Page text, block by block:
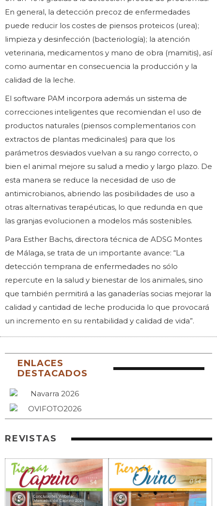
En general, la detección precoz de enfermedades
puede reducir los costes de piensos proteicos (urea);
limpieza y desinfección (bacteriología); la atención
veterinaria, medicamentos y mano de obra (mamitis), así
como aumentar en consecuencia la producción y la
calidad de la leche.
El software PAM incorpora además un sistema de
correcciones inteligentes que recomiendan el uso de
productos naturales (piensos complementarios con
extractos de plantas medicinales) para que los
parámetros desviados vuelvan a su rango correcto, o
bien el animal mejore su salud a medio y largo plazo. De
esta manera se reduce la necesidad de uso de
antimicrobianos, abriendo las posibilidades de uso a
otras alternativas terapéuticas, lo que redunda en que
las granjas evolucionen a modelos más sostenibles.
Para Esther Bachs, directora técnica de ADSG Montes
de Málaga, se trata de un importante avance: “La
detección temprana de enfermedades no sólo
repercute en la salud y bienestar de los animales, sino
que también permitirá a las ganaderías socias mejorar la
calidad y cantidad de leche producida lo que provocará
un incremento en su rentabilidad y calidad de vida”.
ENLACES
DESTACADOS
REVISTAS